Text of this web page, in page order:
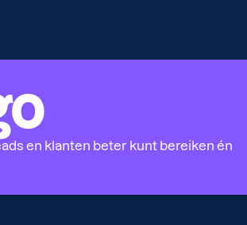
en klanten beter kunt bereiken én